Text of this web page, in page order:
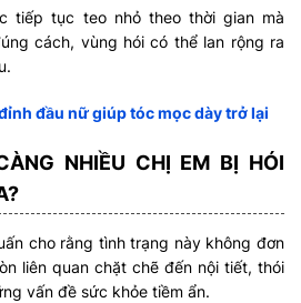
tiếp tục teo nhỏ theo thời gian mà
cách, vùng hói có thể lan rộng ra
đầu nữ giúp tóc mọc dày trở lại
NHIỀU CHỊ EM BỊ HÓI
cho rằng tình trạng này không đơn
liên quan chặt chẽ đến nội tiết, thói
vấn đề sức khỏe tiềm ẩn.